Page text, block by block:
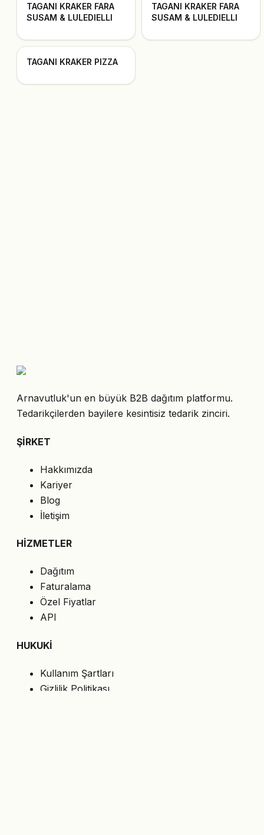
TAGANI KRAKER FARA
SUSAM & LULEDIELLI
TAGANI KRAKER FARA
SUSAM & LULEDIELLI
TAGANI KRAKER PIZZA
Arnavutluk'un en büyük B2B dağıtım platformu.
Tedarikçilerden bayilere kesintisiz tedarik zinciri.
ŞİRKET
Hakkımızda
Kariyer
Blog
İletişim
HİZMETLER
Dağıtım
Faturalama
Özel Fiyatlar
API
HUKUKİ
Kullanım Şartları
Gizlilik Politikası